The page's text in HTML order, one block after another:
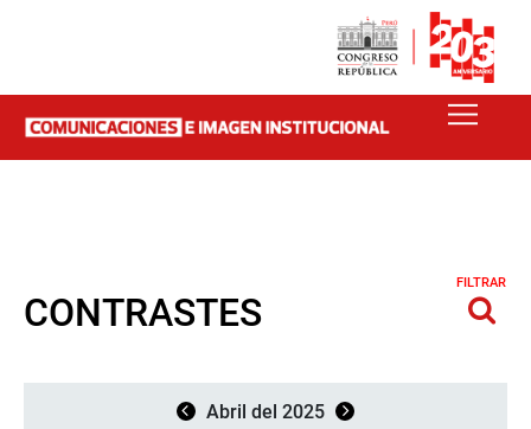
CONTRASTES
FILTRAR
Abril del 2025